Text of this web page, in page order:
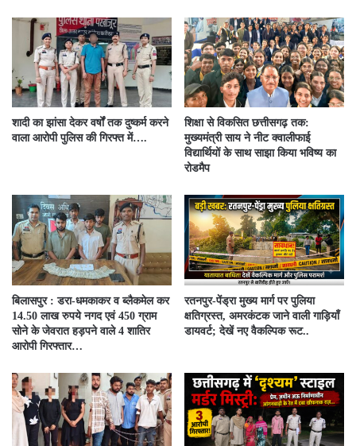
शादी का झांसा देकर वर्षों तक दुष्कर्म करने
वाला आरोपी पुलिस की गिरफ्त में….
शिक्षा से विकसित छत्तीसगढ़ तक:
मुख्यमंत्री साय ने नीट क्वालीफाई
विद्यार्थियों के साथ साझा किया भविष्य का
रोडमैप
बिलासपुर : डरा-धमकाकर व ब्लैकमेल कर
14.50 लाख रुपये नगद एवं 450 ग्राम
सोने के जेवरात हड़पने वाले 4 शातिर
आरोपी गिरफ्तार…
रतनपुर-पेंड्रा मुख्य मार्ग पर पुलिया
क्षतिग्रस्त, अमरकंटक जाने वाली गाड़ियाँ
डायवर्ट; देखें नए वैकल्पिक रूट..